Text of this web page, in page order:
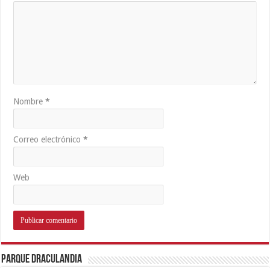
Nombre*
Correo electrónico*
Web
Parque Draculandia